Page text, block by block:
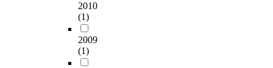
2010
(1)
2009
(1)